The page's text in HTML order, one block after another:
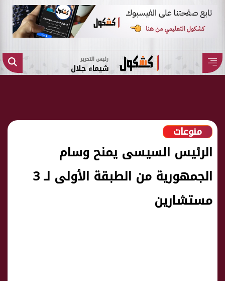
رئيس التحرير
شيماء جلال
منوعات
الرئيس السيسى يمنح وسام
الجمهورية من الطبقة الأولى لـ 3
مستشارين